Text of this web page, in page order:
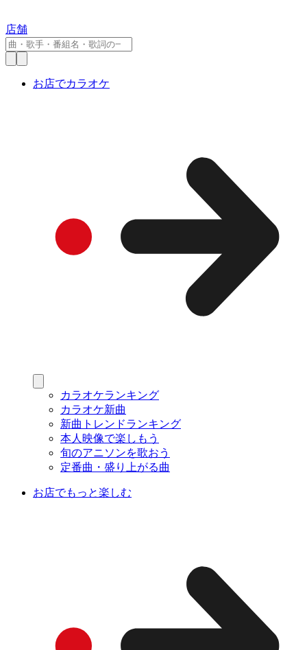
店舗
お店でカラオケ
カラオケランキング
カラオケ新曲
新曲トレンドランキング
本人映像で楽しもう
旬のアニソンを歌おう
定番曲・盛り上がる曲
お店でもっと楽しむ